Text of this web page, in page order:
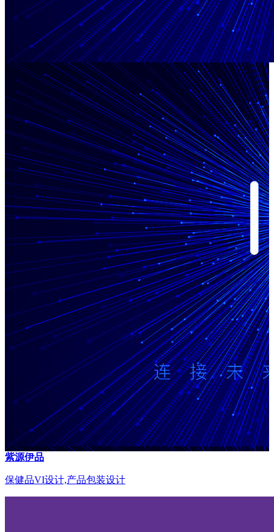
紫源伊品
保健品VI设计,产品包装设计